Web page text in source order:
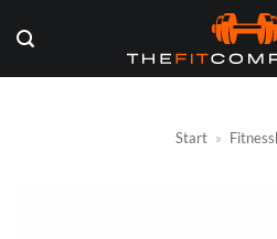
Inhalt
springen
Start »